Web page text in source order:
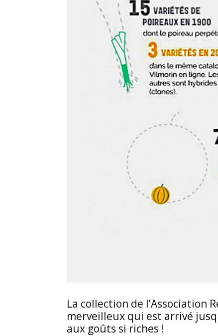
La collection de l’Association
merveilleux qui est arrivé
aux goûts si riches !